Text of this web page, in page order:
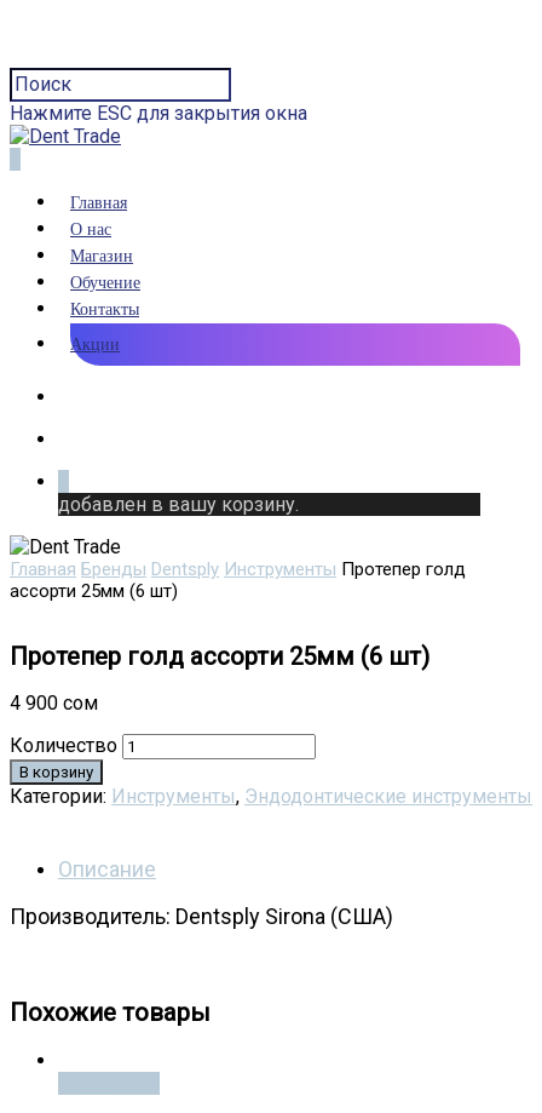
Нажмите ESC для закрытия окна
Главная
О нас
Магазин
Обучение
Контакты
Акции
добавлен в вашу корзину.
Главная Бренды Dentsply Инструменты Протепер голд
ассорти 25мм (6 шт)
Протепер голд ассорти 25мм (6 шт)
4 900 сом
Количество
В корзину
Категории: Инструменты, Эндодонтические инструменты
Описание
Производитель: Dentsply Sirona (США)
Похожие товары